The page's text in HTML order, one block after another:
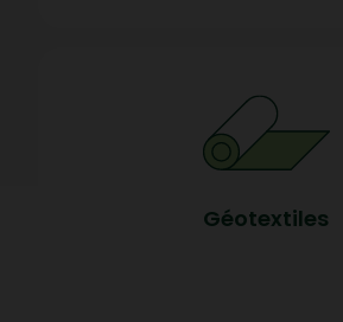
Géotextiles